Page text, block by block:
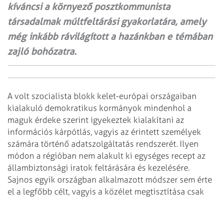
kíváncsi a környező posztkommunista
társadalmak múltfeltárási gyakorlatára, amely
még inkább rávilágított a hazánkban e témában
zajló bohózatra.
A volt szocialista blokk kelet-európai országaiban
kialakuló demokratikus kormányok mindenhol a
maguk érdeke szerint igyekeztek kialakítani az
információs kárpótlás, vagyis az érintett személyek
számára történő adatszolgáltatás rendszerét. Ilyen
módon a régióban nem alakult ki egységes recept az
állambiztonsági iratok feltárására és kezelésére.
Sajnos egyik országban alkalmazott módszer sem érte
el a legfőbb célt, vagyis a közélet megtisztítása csak